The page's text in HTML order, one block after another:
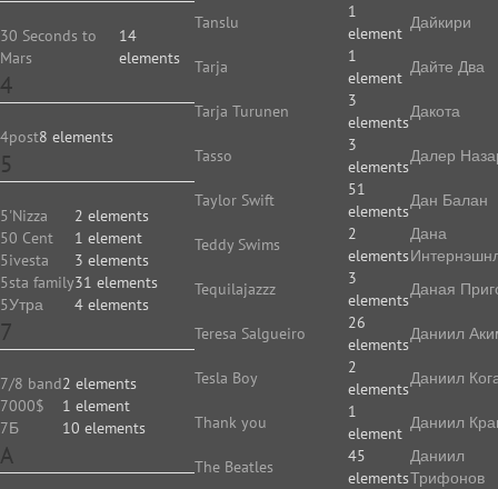
30 Seconds to
Mars
14
elements
4
4post8 elements
5
5'Nizza
2 elements
50 Cent
1 element
5ivesta
3 elements
5sta family31 elements
5Утра
4 elements
7
7/8 band2 elements
7000$
1 element
7Б
10 elements
A
Tanslu
1
element
Tarja
1
element
Tarja Turunen
3
elements
Tasso
3
elements
Taylor Swift
51
elements
Teddy Swims
2
elements
Tequilajazzz
3
elements
Teresa Salgueiro
26
elements
Tesla Boy
2
elements
Thank you
1
element
The Beatles
45
elements
Дайкири
Дайте Два
Дакота
Далер
Дан Балан
Дана
Даная
Даниил
Даниил
Даниил
Даниил
Трифонов